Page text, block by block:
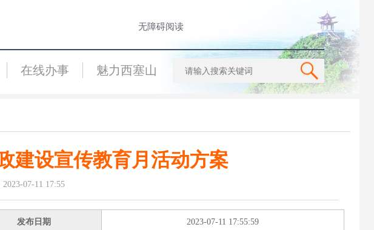
无障碍阅读
在线办事 魅力西塞山
建设宣传教育月活动方案
07-11 17:55
发布日期 2023-07-11 17:55:59